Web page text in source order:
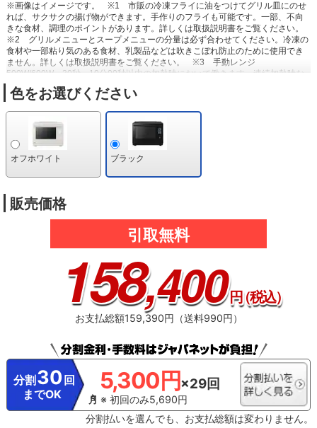
※画像はイメージです。
※1 市販の冷凍フライに油をつけてグリル皿にのせ
れば、サクサクの揚げ物ができます。手作りのフライも可能です。一部、不向
きな食材、調理のポイントがあります。詳しくは取扱説明書をご覧ください。
※2 グリルメニューとスープメニューの分量は必ず合わせてください。冷凍の
食材や一部粘り気のある食材、乳製品などは吹きこぼれ防止のために使用でき
ません。詳しくは取扱説明書をご覧ください。
※3 手動レンジ
500W/600W、30秒～10分00秒以内の加熱時において働きます。連続加熱時な
ど、機能を使えない場合があります。
し汁物、ソース、タレがかかった食品、冷凍カレー、冷凍シチューなどは２品
積、温度上昇速度により、食品を分類し見分けます。
色をお選びください
オフホワイト ブラック
販売価格
引取無料
158,400円（税込）
お支払総額159,390円（送料990円）
分割 30 回
までOK
5,300円×29回
※ 初回のみ5,690円
分割払いを選んでも、お支払総額は変わりません。